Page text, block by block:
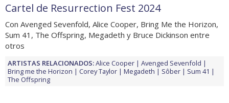
Cartel de Resurrection Fest 2024
Con Avenged Sevenfold, Alice Cooper, Bring Me the Horizon,
Sum 41, The Offspring, Megadeth y Bruce Dickinson entre
otros
ARTISTAS RELACIONADOS:Alice Cooper
Avenged Sevenfold
Bring me the Horizon
Corey Taylor Megadeth Sôber
Sum 41
The Offspring